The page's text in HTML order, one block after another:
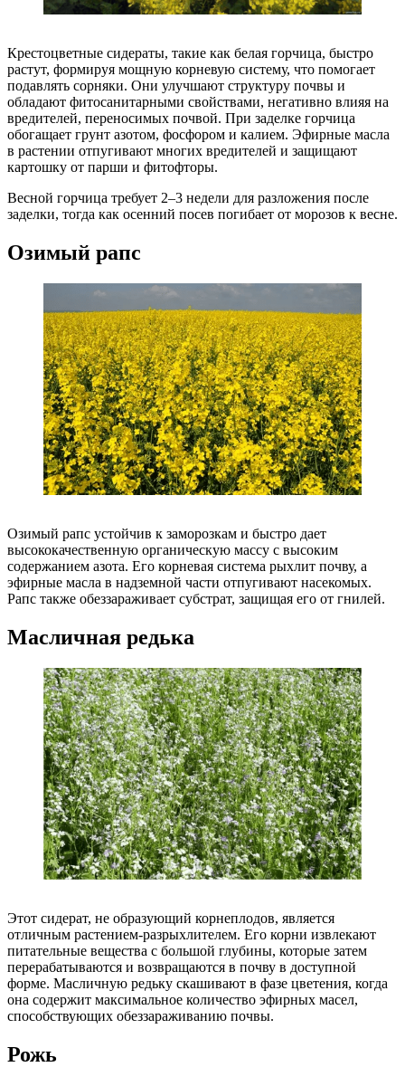
Крестоцветные сидераты, такие как белая горчица, быстро
растут, формируя мощную корневую систему, что помогает
подавлять сорняки. Они улучшают структуру почвы и
обладают фитосанитарными свойствами, негативно влияя на
вредителей, переносимых почвой. При заделке горчица
обогащает грунт азотом, фосфором и калием. Эфирные масла
в растении отпугивают многих вредителей и защищают
картошку от парши и фитофторы.
Весной горчица требует 2–3 недели для разложения после
заделки, тогда как осенний посев погибает от морозов к весне.
Озимый рапс
Озимый рапс устойчив к заморозкам и быстро дает
высококачественную органическую массу с высоким
содержанием азота. Его корневая система рыхлит почву, а
эфирные масла в надземной части отпугивают насекомых.
Рапс также обеззараживает субстрат, защищая его от гнилей.
Масличная редька
Этот сидерат, не образующий корнеплодов, является
отличным растением-разрыхлителем. Его корни извлекают
питательные вещества с большой глубины, которые затем
перерабатываются и возвращаются в почву в доступной
форме. Масличную редьку скашивают в фазе цветения, когда
она содержит максимальное количество эфирных масел,
способствующих обеззараживанию почвы.
Рожь